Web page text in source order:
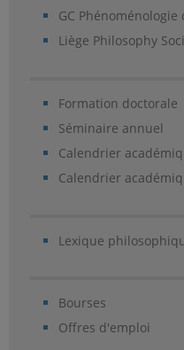
GC
Liège Philosophy
Formation doctorale
Séminaire annuel
Calendrier
Calendrier
Lexique
Bourses
Offres d'emploi